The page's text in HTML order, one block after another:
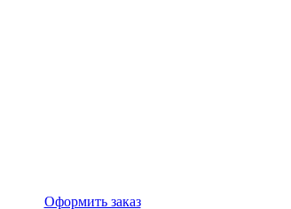
Оформить заказ